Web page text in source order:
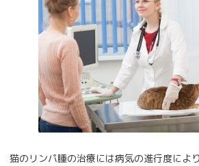
猫のリンパ腫の治療には病気の進行度によ